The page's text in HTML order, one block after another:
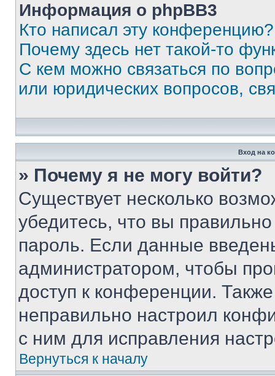
Информация о phpBB3
Кто написал эту конференцию?
Почему здесь нет такой-то
С кем можно связаться по
или юридических вопросов,
Вход на
» Почему я не могу войти?
Существует несколько
убедитесь, что вы
пароль. Если данные
администратором, чтобы
доступ к конференции.
неправильно настроил
с ним для исправления
Вернуться к началу